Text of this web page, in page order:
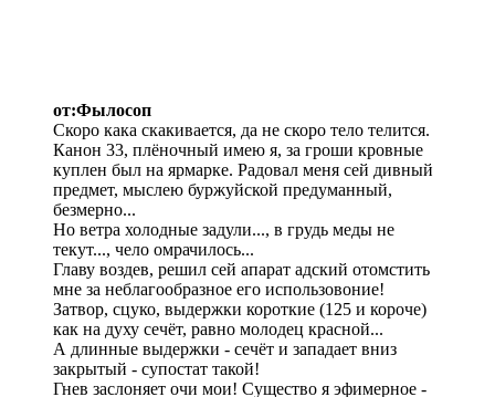
от:Фылосоп
Скоро кака скакивается, да не скоро тело телится.
Канон 33, плёночный имею я, за гроши кровные
куплен был на ярмарке. Радовал меня сей дивный
предмет, мыслею буржуйской предуманный,
безмерно...
Но ветра холодные задули..., в грудь меды не
текут..., чело омрачилось...
Главу воздев, решил сей апарат адский отомстить
мне за неблагообразное его использовоние!
Затвор, сцуко, выдержки короткие (125 и короче)
как на духу сечёт, равно молодец красной...
А длинные выдержки - сечёт и западает вниз
закрытый - супостат такой!
Гнев заслоняет очи мои! Существо я эфимерное -